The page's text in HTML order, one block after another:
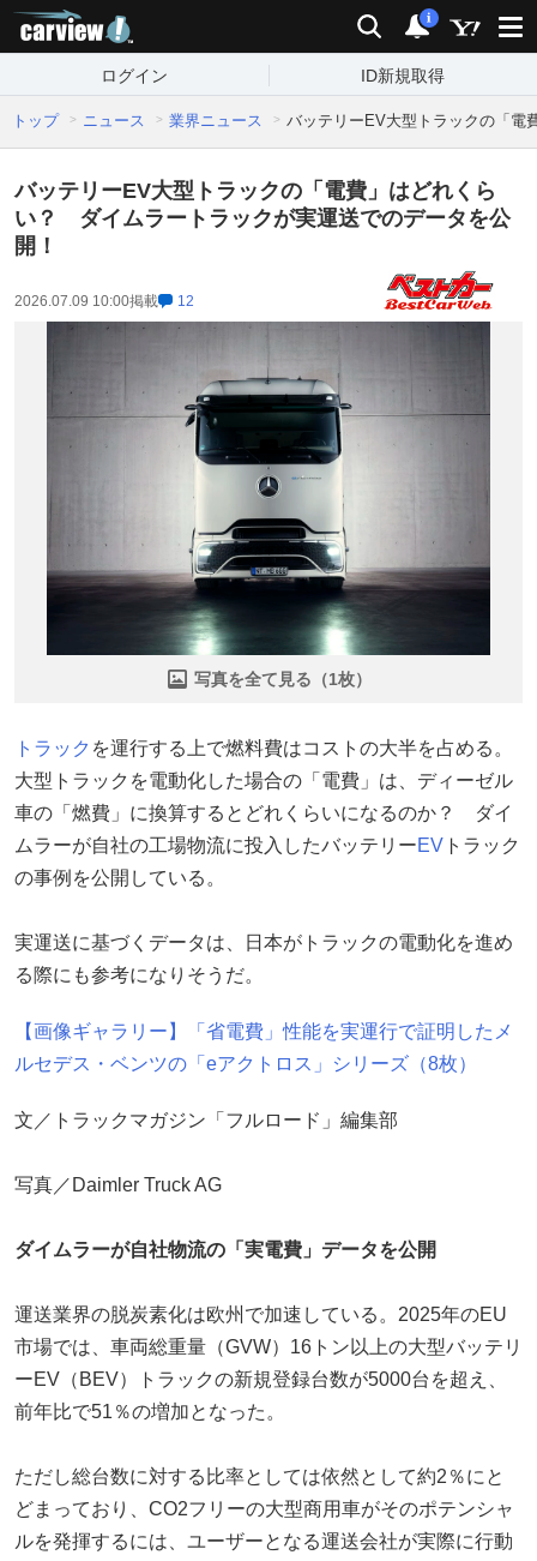
検索 通知
i
ログイン ID新規取得
トップ ニュース 業界ニュース バッテリーEV大型トラックの「
バッテリーEV大型トラックの「電費」はどれくら
い？ ダイムラートラックが実運送でのデータを公
開！
2026.07.09 10:00掲載 12
写真を全て見る（1枚）
トラック を運行する上で燃料費はコストの大半を占める。
大型トラックを電動化した場合の「電費」は、ディーゼル
車の「燃費」に換算するとどれくらいになるのか？ ダイ
ムラーが自社の工場物流に投入したバッテリーEV トラック
の事例を公開している。
実運送に基づくデータは、日本がトラックの電動化を進め
る際にも参考になりそうだ。
【画像ギャラリー】「省電費」性能を実運行で証明したメ
ルセデス・ベンツの「eアクトロス」シリーズ（8枚）
文／トラックマガジン「フルロード」編集部
写真／Daimler Truck AG
ダイムラーが自社物流の「実電費」データを公開
運送業界の脱炭素化は欧州で加速している。2025年のEU
市場では、車両総重量（GVW）16トン以上の大型バッテリ
ーEV（BEV）トラックの新規登録台数が5000台を超え、
前年比で51％の増加となった。
ただし総台数に対する比率としては依然として約2％にと
どまっており、CO2フリーの大型商用車がそのポテンシャ
ルを発揮するには、ユーザーとなる運送会社が実際に行動